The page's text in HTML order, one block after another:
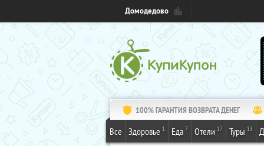
Домодедово
100% ГАРАНТИЯ ВОЗВРАТА ДЕНЕГ
Все Здоровье 1 Еда 7 Отели 17 Туры 13